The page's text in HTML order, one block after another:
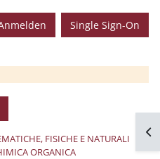
Single Sign-On
FISICHE E NATURALI
ORGANICA